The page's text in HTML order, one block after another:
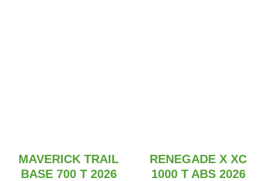
MAVERICK TRAIL
BASE 700 T 2026
RENEGADE X XC
1000 T ABS 2026